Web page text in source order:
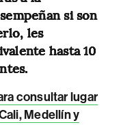
si son
les
hasta 10
consultar lugar
Medellín y